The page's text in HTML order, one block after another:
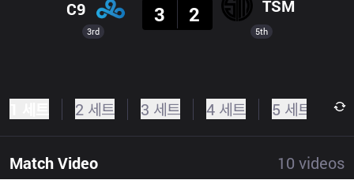
3rd
C9
3
2 TSM
5th
2 세트 3 세트 4 세트 5 세트
Match Video 10 videos